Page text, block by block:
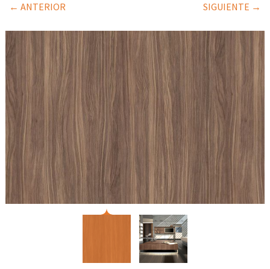
← ANTERIOR SIGUIENTE →